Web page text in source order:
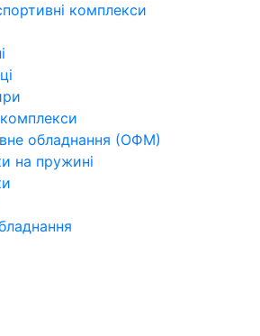
комплекси
комплекси
обладнання (ОФМ)
на пружині